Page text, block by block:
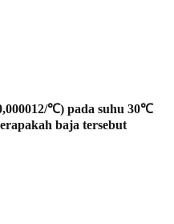
℃) pada suhu 30℃
baja tersebut